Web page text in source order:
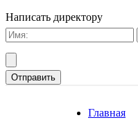
Написать директору
Главная